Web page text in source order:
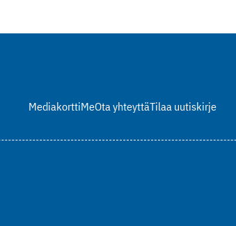
MediakorttiMeOta yhteyttäTilaa uutiskirje